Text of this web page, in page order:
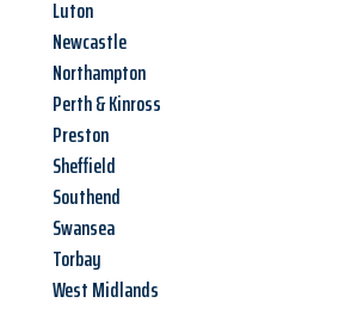
Luton
Newcastle
Northampton
Perth & Kinross
Preston
Sheffield
Southend
Swansea
Torbay
West Midlands